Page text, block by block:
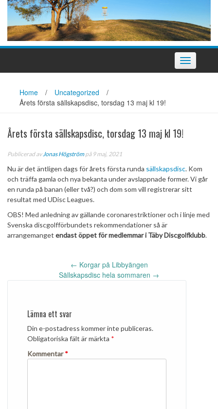
Slå
på/av
navigering
Home / Uncategorized
/
Årets första sällskapsdisc, torsdag 13 maj kl 19!
Årets första sällskapsdisc, torsdag 13 maj kl 19!
Publicerad av Jonas Högströmpå 9 maj, 2021
Nu är det äntligen dags för årets första runda sällskapsdisc. Kom
och träffa gamla och nya bekanta under avslappnade former. Vi går
en runda på banan (eller två?) och dom som vill registrerar sitt
resultat med UDisc Leagues.
OBS! Med anledning av gällande coronarestriktioner och i linje med
Svenska discgolfförbundets rekommendationer så är
arrangemanget endast öppet för medlemmar i Täby Discgolfklubb.
Inläggsnavigering← Korgar på Libbyängen
Sällskapsdisc hela sommaren →
Lämna ett svar
Din e-postadress kommer inte publiceras.
Obligatoriska fält är märkta *
Kommentar*